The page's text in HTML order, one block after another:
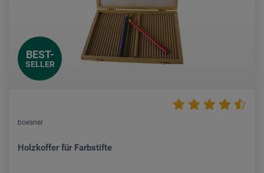
BEST-
SELLER
boesner
Holzkoffer für Farbstifte